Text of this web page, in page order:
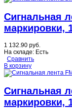
Сигнальная
маркировки,
1 132.90 руб.
На складе: Есть
Сравнить
В корзину
Сигнальная
маркировки,